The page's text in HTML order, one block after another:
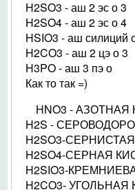
H2SO3 - аш 2 эс о 3
H2SO4 - аш 2 эс о 4
HSIO3 - аш силиций
H2CO3 - аш 2 цэ о 3
H3PO - аш 3 пэ о
Как то так =)
HNO3 -
H2S -
H2SO3-
H2SO4-СЕРНАЯ
H2SIO3-
H2CO3- УГОЛЬНАЯ